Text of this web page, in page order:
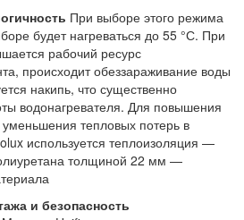
При выборе этого режима
будет нагреваться до 55 °С. При
рабочий ресурс
происходит обеззараживание воды
накипь, что существенно
водонагревателя. Для повышения
тепловых потерь в
используется теплоизоляция —
толщиной 22 мм —
и безопасность